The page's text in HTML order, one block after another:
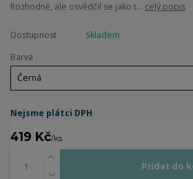
Rozhodně, ale osvědčil se jako t... celý popis
Dostupnost
Skladem
Barva
Nejsme plátci DPH
419 Kč/ks
Přidat do